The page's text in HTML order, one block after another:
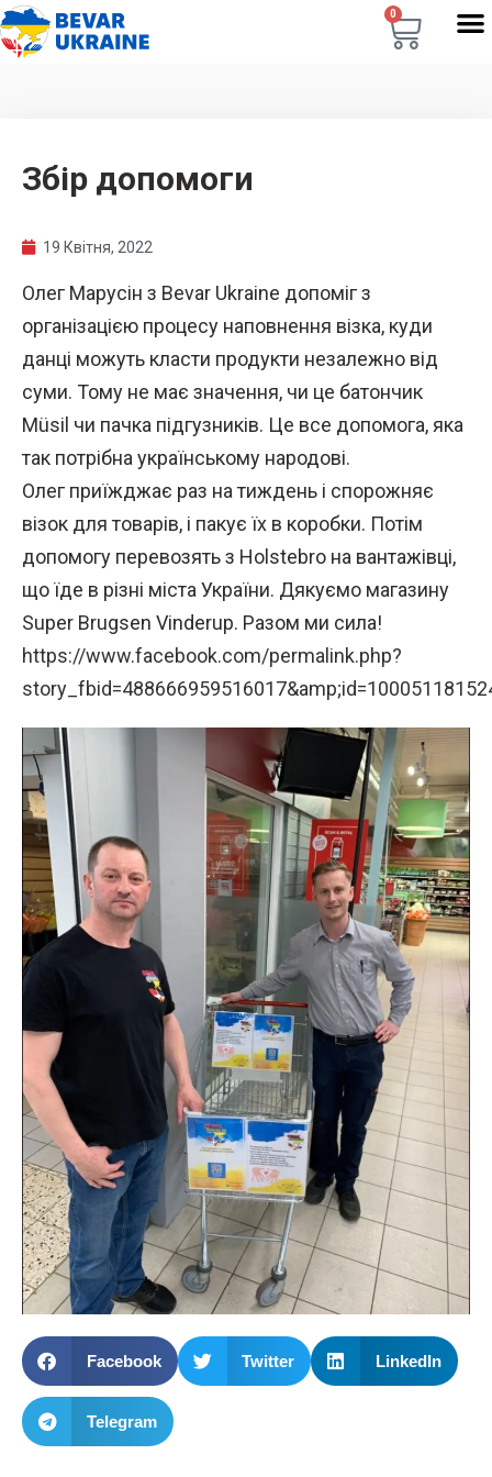
0
Збір допомоги
19 Квітня, 2022
Олег Марусін з Bevar Ukraine допоміг з
організацією процесу наповнення візка, куди
данці можуть класти продукти незалежно від
суми. Тому не має значення, чи це батончик
Müsil чи пачка підгузників. Це все допомога, яка
так потрібна українському народові.
Олег приїжджає раз на тиждень і спорожняє
візок для товарів, і пакує їх в коробки. Потім
допомогу перевозять з Holstebro на вантажівці,
що їде в різні міста України. Дякуємо магазину
Super Brugsen Vinderup. Разом ми сила!
https://www.facebook.com/permalink.php?
Facebook Twitter LinkedIn
Telegram